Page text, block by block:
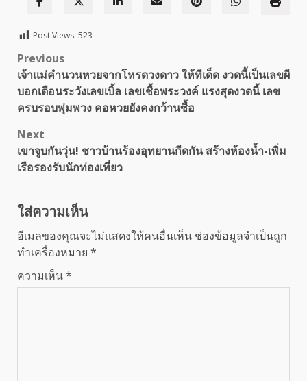
Post Views: 523
Post
navigation
Previous
เจ้าแม่คำนวนหวยจากโหรดวงดาว ให้ทีเด็ด งวดนี้เป็นเลขผี
บอกเตือนระวังเลขเบิ้ล เลขเชื้อพระวงค์ แรงสุดงวดนี้ เลข
ครบรอบพุ่มพวง คอหวยยังคงกว้านซื้อ
Next
เขาจูบกันวุ่น! ชาวบ้านร้องอุทยานกีดกัน สร้างห้องน้ำ-เพิ่ม
เรือรองรับนักท่องเที่ยว
ใส่ความเห็น
อีเมลของคุณจะไม่แสดงให้คนอื่นเห็น ช่องข้อมูลจำเป็นถูก
ทำเครื่องหมาย *
ความเห็น*